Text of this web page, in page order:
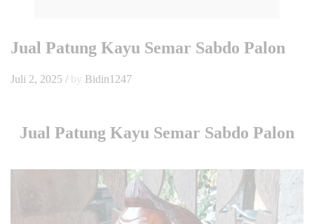
Jual Patung Kayu Semar Sabdo Palon
Juli 2, 2025 / by Bidin1247
Jual Patung Kayu Semar Sabdo Palon